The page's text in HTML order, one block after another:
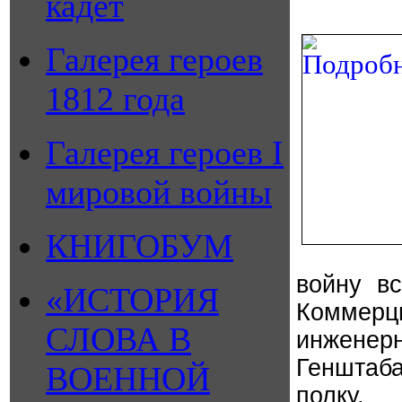
Галерея героев
1812 года
Галерея героев I
мировой войны
КНИГОБУМ
«ИСТОРИЯ
СЛОВА В
ВОЕННОЙ
войну
полку.